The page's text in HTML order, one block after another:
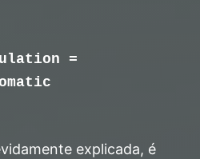
=
explicada, é